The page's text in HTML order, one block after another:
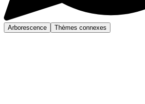
Arborescence Thèmes connexes